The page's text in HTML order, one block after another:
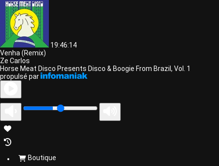
19:46:14
Venha (Remix)
Ze Carlos
Horse Meat Disco Presents Disco & Boogie From Brazil, Vol. 1
propulsé par
Boutique